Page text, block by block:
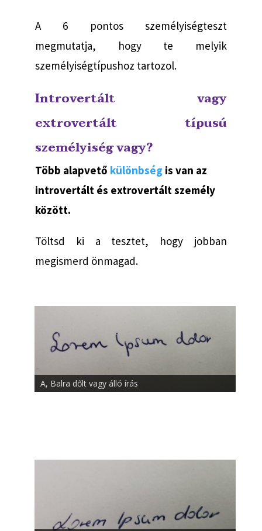
A 6 pontos személyiségteszt
megmutatja, hogy te melyik
személyiségtípushoz tartozol.
Introvertált vagy
extrovertált típusú
személyiség vagy?
Több alapvető különbség is van az
introvertált és extrovertált személy
között.
Töltsd ki a tesztet, hogy jobban
megismerd önmagad.
A, Balra dőlt vagy álló írás